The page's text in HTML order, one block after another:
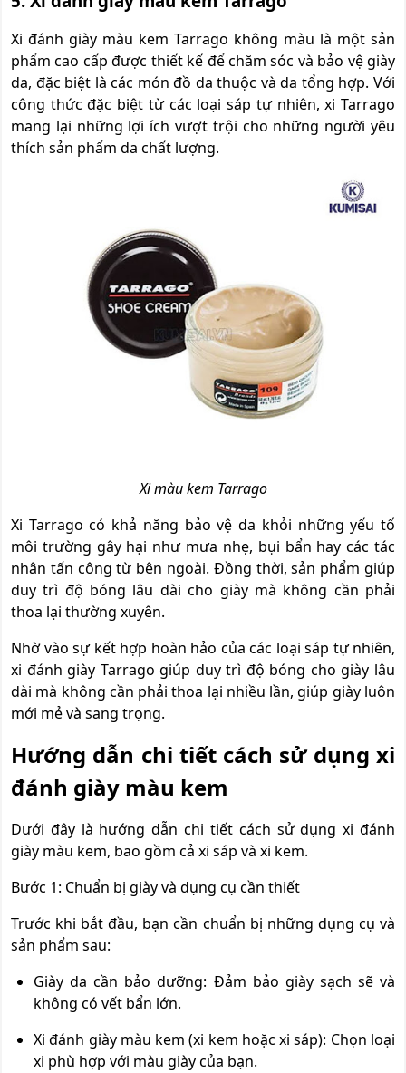
Xi đánh giày màu kem Tarrago không màu là một sản
phẩm cao cấp được thiết kế để chăm sóc và bảo vệ giày
da, đặc biệt là các món đồ da thuộc và da tổng hợp. Với
công thức đặc biệt từ các loại sáp tự nhiên, xi Tarrago
mang lại những lợi ích vượt trội cho những người yêu
thích sản phẩm da chất lượng.
Xi màu kem Tarrago
Xi Tarrago có khả năng bảo vệ da khỏi những yếu tố
môi trường gây hại như mưa nhẹ, bụi bẩn hay các tác
nhân tấn công từ bên ngoài. Đồng thời, sản phẩm giúp
duy trì độ bóng lâu dài cho giày mà không cần phải
thoa lại thường xuyên.
Nhờ vào sự kết hợp hoàn hảo của các loại sáp tự nhiên,
xi đánh giày Tarrago giúp duy trì độ bóng cho giày lâu
dài mà không cần phải thoa lại nhiều lần, giúp giày luôn
mới mẻ và sang trọng.
Hướng dẫn chi tiết cách sử dụng xi
đánh giày màu kem
Dưới đây là hướng dẫn chi tiết cách sử dụng xi đánh
giày màu kem, bao gồm cả xi sáp và xi kem.
Bước 1: Chuẩn bị giày và dụng cụ cần thiết
Trước khi bắt đầu, bạn cần chuẩn bị những dụng cụ và
sản phẩm sau:
Giày da cần bảo dưỡng: Đảm bảo giày sạch sẽ và
không có vết bẩn lớn.
Xi đánh giày màu kem (xi kem hoặc xi sáp): Chọn loại
xi phù hợp với màu giày của bạn.